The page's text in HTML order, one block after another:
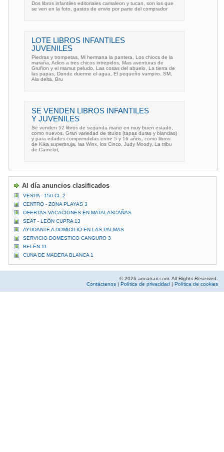
Dos libros infantiles editoriales camaleon y tucan, son los que
se ven en la foto, gastos de envio por parte del comprador
LOTE LIBROS INFANTILES
JUVENILES
Piedras y trompetas, Mi hermana la pantera, Los chiocs de la
maraña, Adios a tres chicos intrepidos, Mas aventuras de
Gruñon y el mamut peludo, Las cosas del abuelo, La tierra de
las papas, Donde duerme el agua, El pequeño vampiro. SM,
Ala delta, Bru
SE VENDEN LIBROS INFANTILES
Y JUVENILES
Se venden 52 libros de segunda mano en muy buen estado,
como nuevos. Gran variedad de titulos (tapas duras y blandas)
y para edades comprendidas entre 5 y 16 años, como libros
de Kika superbruja, las Winx, los Cinco, Judy Moody, La tribu
de Camelot,
Al día anuncios clasificados
VESPA - 150 CL 2
CENTRO - ZONA PLAYAS 3
OFERTAS VACACIONES EN MATALASCAÑAS
SEAT - LEÓN CUPRA 13
AYUDANTE A DOMICILIO EN LAS PALMAS
SERVICIO DOMESTICO CANGURO 3
BELÉN 11
CUNA DE MADERA BLANCA 1
© 2026 armanax.com. All Rights Reserved.
Contáctenos
Política de privacidad Política de cookies